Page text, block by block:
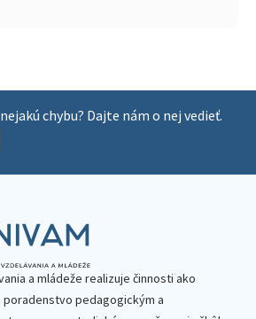
chybu? Dajte nám o nej vedieť.
a mládeže realizuje činnosti ako
poradenstvo pedagogickým a